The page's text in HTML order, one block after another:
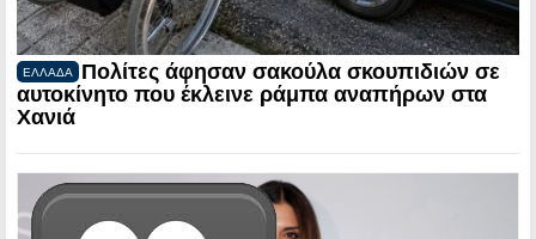
ΕΛΛΑΔΑ
Πολίτες άφησαν σακούλα σκουπιδιών σε
αυτοκίνητο που έκλεινε ράμπα αναπήρων στα
Χανιά